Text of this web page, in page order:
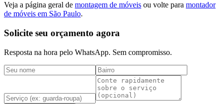
Veja a página geral de montagem de móveis ou volte para montador
de móveis em São Paulo.
Solicite seu orçamento agora
Resposta na hora pelo WhatsApp. Sem compromisso.